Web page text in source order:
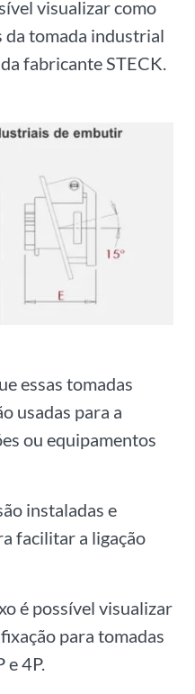
visualizar como
da tomada industrial
fabricante STECK.
essas tomadas
usadas para a
ou equipamentos
instaladas e
facilitar a ligação
é possível visualizar
para tomadas
e 4P.